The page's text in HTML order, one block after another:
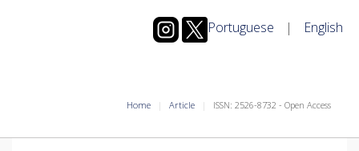
Portuguese | English
Home Article ISSN: 2526-8732 - Open Access